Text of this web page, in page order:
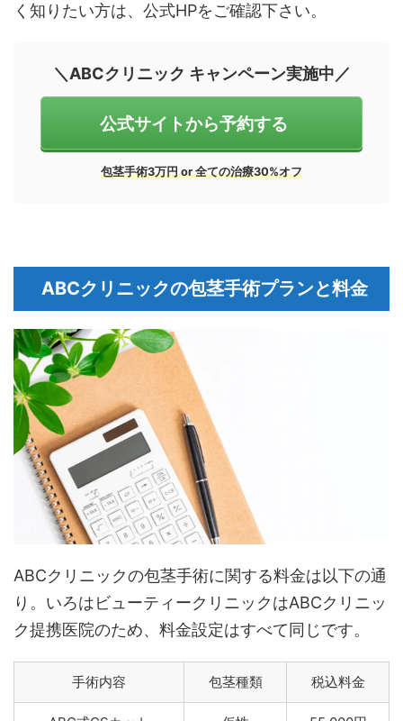
く知りたい方は、公式HPをご確認下さい。
＼ABCクリニック キャンペーン実施中／
公式サイトから予約する
包茎手術3万円 or 全ての治療30%オフ
ABCクリニックの包茎手術プランと料金
ABCクリニックの包茎手術に関する料金は以下の通
り。いろはビューティークリニックはABCクリニッ
ク提携医院のため、料金設定はすべて同じです。
手術内容 包茎種類 税込料金